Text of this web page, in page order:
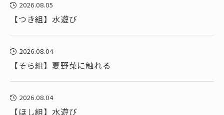
2026.08.05
【つき組】水遊び
2026.08.04
【そら組】夏野菜に触れる
2026.08.04
【ほし組】水遊び